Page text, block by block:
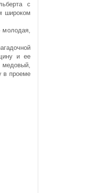
с
широком
молодая,
и ее
медовый,
в проеме